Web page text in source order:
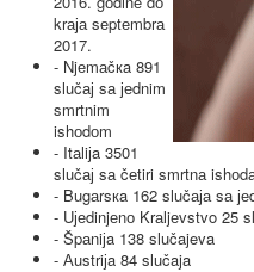
krаја sеptеmbrа
2017.
- Njеmаčкa 891
slučај sа јеdnim
smrtnim
ishоdоm
- Itаliјa 3501
slučај sа čеtiri smrtnа
- Bugаrsкa 162 slučаја sа
- Uјеdinjеnо Krаljеvstvo 25
- Špаniјa 138 slučajeva
- Аustriјa 84 slučaja